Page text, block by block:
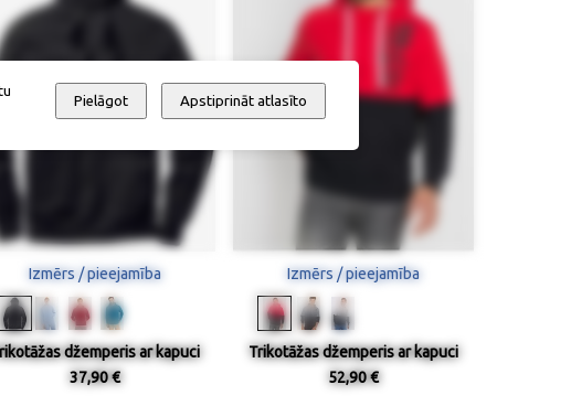
Izmērs / pieejamība
džemperis ar kapuci
37,90 €
Izmērs / pieejamība
Trikotāžas džemperis ar kapuci
52,90 €
Pielāgot Apstiprināt atlasīto